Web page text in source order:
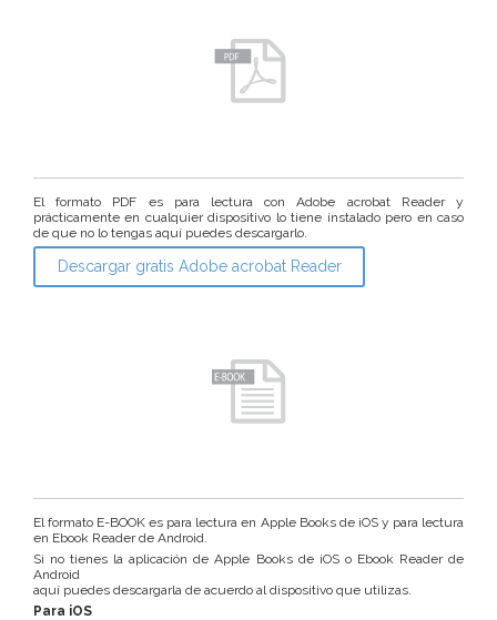
El formato PDF es para lectura con Adobe acrobat Reader y
prácticamente en cualquier dispositivo lo tiene instalado pero en caso
de que no lo tengas aquí puedes descargarlo.
Descargar gratis Adobe acrobat Reader
El formato E-BOOK es para lectura en Apple Books de iOS y para lectura
en Ebook Reader de Android.
Si no tienes la aplicación de Apple Books de iOS o Ebook Reader de
Android
aquí puedes descargarla de acuerdo al dispositivo que utilizas.
Para iOS